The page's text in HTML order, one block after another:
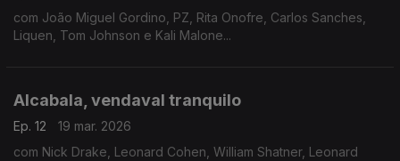
com João Miguel Gordino, PZ, Rita Onofre, Carlos Sanches,
Liquen, Tom Johnson e Kali Malone...
Alcabala, vendaval tranquilo
Ep. 12
19 mar. 2026
com Nick Drake, Leonard Cohen, William Shatner, Leonard